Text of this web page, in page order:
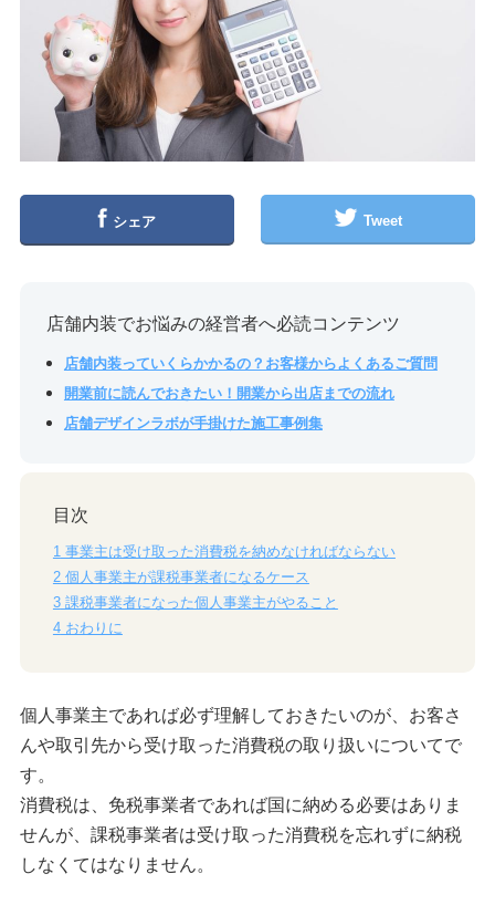
シェア Tweet
店舗内装でお悩みの経営者へ必読コンテンツ
店舗内装っていくらかかるの？お客様からよくあるご質問
開業前に読んでおきたい！開業から出店までの流れ
店舗デザインラボが手掛けた施工事例集
目次
1事業主は受け取った消費税を納めなければならない
2個人事業主が課税事業者になるケース
3課税事業者になった個人事業主がやること
4おわりに
個人事業主であれば必ず理解しておきたいのが、お客さ
んや取引先から受け取った消費税の取り扱いについてで
す。
消費税は、免税事業者であれば国に納める必要はありま
せんが、課税事業者は受け取った消費税を忘れずに納税
しなくてはなりません。